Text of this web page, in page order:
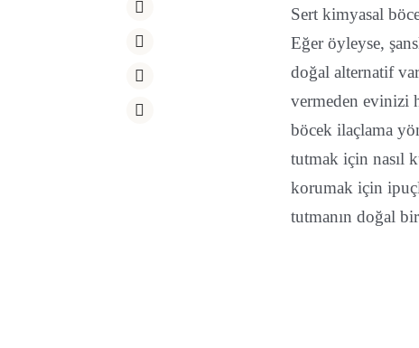
Sert kimyasal
Eğer öyleyse,
doğal alternatif
vermeden evinizi
böcek ilaçlama
tutmak için nasıl
korumak için
tutmanın doğal